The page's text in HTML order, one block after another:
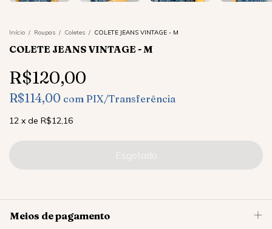
Início / Roupas / Coletes / COLETE JEANS VINTAGE - M
COLETE JEANS VINTAGE - M
R$120,00
R$114,00 com PIX/Transferência
12 x de R$12,16
Meios de pagamento